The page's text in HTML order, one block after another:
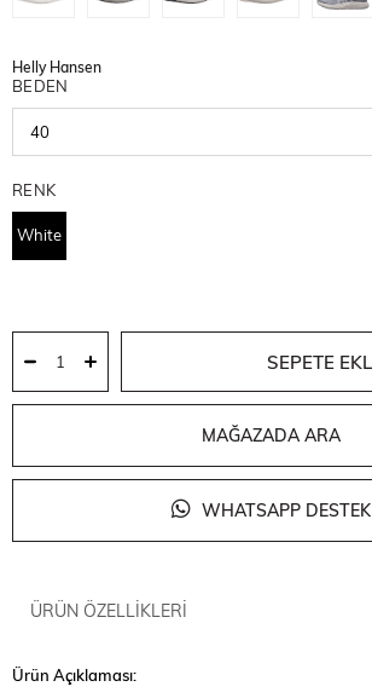
Helly Hansen
BEDEN
RENK
White
MAĞAZADA ARA
WHATSAPP DESTEK
ÜRÜN ÖZELLIKLERI
Ürün Açıklaması: